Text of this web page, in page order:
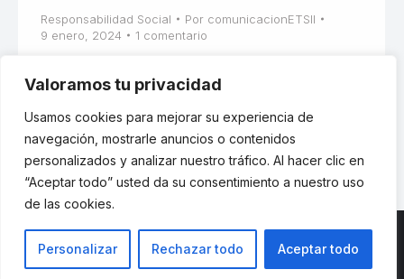
Valoramos tu privacidad
Usamos cookies para mejorar su experiencia de
navegación, mostrarle anuncios o contenidos
personalizados y analizar nuestro tráfico. Al hacer clic en
“Aceptar todo” usted da su consentimiento a nuestro uso
de las cookies.
Personalizar Rechazar todo Aceptar todo
Responsabilidad Social Por comunicacionETSII
9 enero, 2024
1 comentario
hacer fácil la adquisición, elección y
mantenimiento de prácticas saludables.
© ETSII UPM - una web de believe